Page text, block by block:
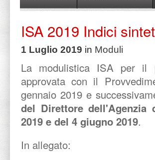
ISA 2019 Indici
1 Luglio 2019 in Moduli
La modulistica ISA per il
approvata con il
gennaio 2019 e
del Direttore dell'Agenzia
2019 e del 4 giugno 2019.
In allegato: